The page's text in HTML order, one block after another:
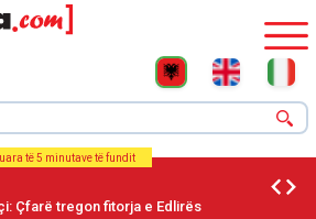
të 5 minutave të fundit
Çfarë tregon fitorja e Edlirës